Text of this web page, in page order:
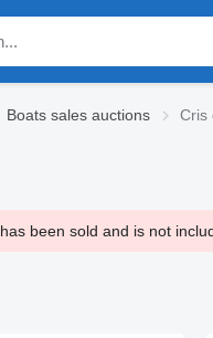
Boats sales auctions Cris
has been sold and is not